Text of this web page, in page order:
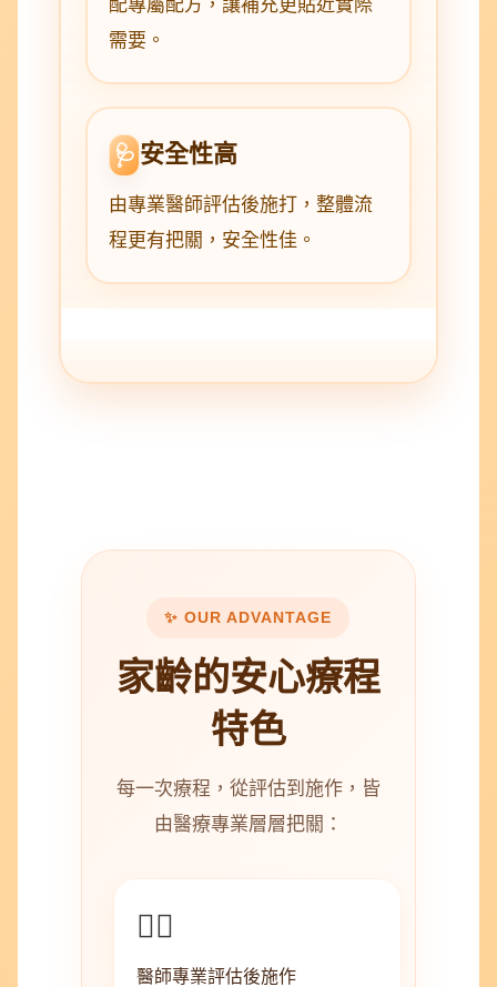
配專屬配方，讓補充更貼近實際
需要。
🩺 安全性高
由專業醫師評估後施打，整體流
程更有把關，安全性佳。
✨ OUR ADVANTAGE
家齡的安心療程
特色
每一次療程，從評估到施作，皆
由醫療專業層層把關：
👨‍⚕️
醫師專業評估後施作